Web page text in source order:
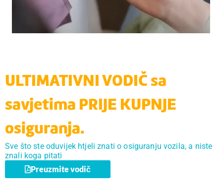
ULTIMATIVNI VODIČ sa
savjetima PRIJE KUPNJE
osiguranja.
Sve što ste oduvijek htjeli znati o osiguranju vozila, a niste
znali koga pitati
Preuzmite vodič